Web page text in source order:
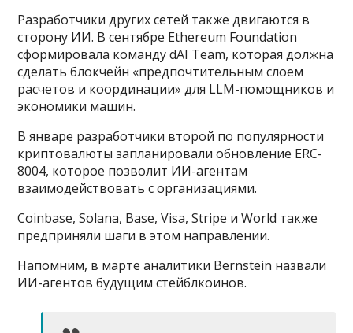
Разработчики других сетей также двигаются в
сторону ИИ. В сентябре Ethereum Foundation
сформировала команду dAI Team, которая должна
сделать блокчейн «предпочтительным слоем
расчетов и координации» для LLM-помощников и
экономики машин.
В январе разработчики второй по популярности
криптовалюты запланировали обновление ERC-
8004, которое позволит ИИ-агентам
взаимодействовать с организациями.
Coinbase, Solana, Base, Visa, Stripe и World также
предприняли шаги в этом направлении.
Напомним, в марте аналитики Bernstein назвали
ИИ-агентов будущим стейблкоинов.